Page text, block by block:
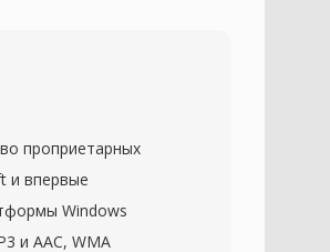
функций
его с начала
подробную
программного
проприетарных
и впервые
Windows
и AAC, WMA